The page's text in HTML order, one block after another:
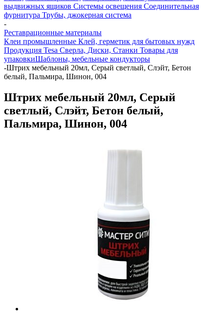
выдвижных ящиков Системы освещения Соединительная
фурнитура Трубы, джокерная система
-
Реставрационные материалы
Клеи промышленные Клей, герметик для бытовых нужд
Продукция Tesa Сверла, Диски, Станки Товары для
упаковкиШаблоны, мебельные кондукторы
-Штрих мебельный 20мл, Серый светлый, Слэйт, Бетон
белый, Пальмира, Шинон, 004
Штрих мебельный 20мл, Серый
светлый, Слэйт, Бетон белый,
Пальмира, Шинон, 004